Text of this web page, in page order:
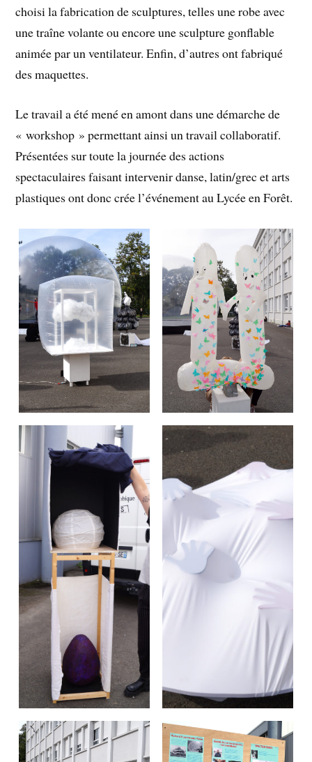
choisi la fabrication de sculptures, telles une robe avec
une traîne volante ou encore une sculpture gonflable
animée par un ventilateur. Enfin, d’autres ont fabriqué
des maquettes.
Le travail a été mené en amont dans une démarche de
« workshop » permettant ainsi un travail collaboratif.
Présentées sur toute la journée des actions
spectaculaires faisant intervenir danse, latin/grec et arts
plastiques ont donc crée l’événement au Lycée en Forêt.